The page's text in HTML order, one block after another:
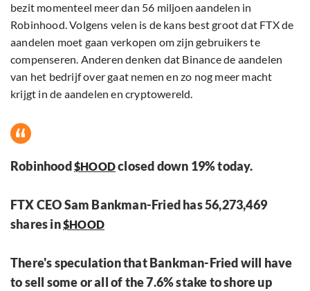
bezit momenteel meer dan 56 miljoen aandelen in
Robinhood. Volgens velen is de kans best groot dat FTX de
aandelen moet gaan verkopen om zijn gebruikers te
compenseren. Anderen denken dat Binance de aandelen
van het bedrijf over gaat nemen en zo nog meer macht
krijgt in de aandelen en cryptowereld.
Robinhood$HOODclosed down 19% today.
FTX CEO Sam Bankman-Fried has 56,273,469
shares in$HOOD
There's speculation that Bankman-Fried will have
to sell some or all of the 7.6% stake to shore up